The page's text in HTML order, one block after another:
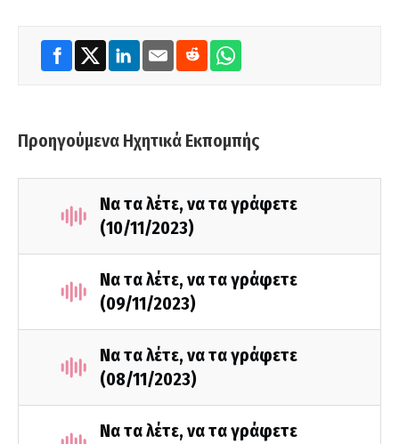
Προηγούμενα Ηχητικά Εκπομπής
Να τα λέτε, να τα γράφετε
(10/11/2023)
Να τα λέτε, να τα γράφετε
(09/11/2023)
Να τα λέτε, να τα γράφετε
(08/11/2023)
Να τα λέτε, να τα γράφετε